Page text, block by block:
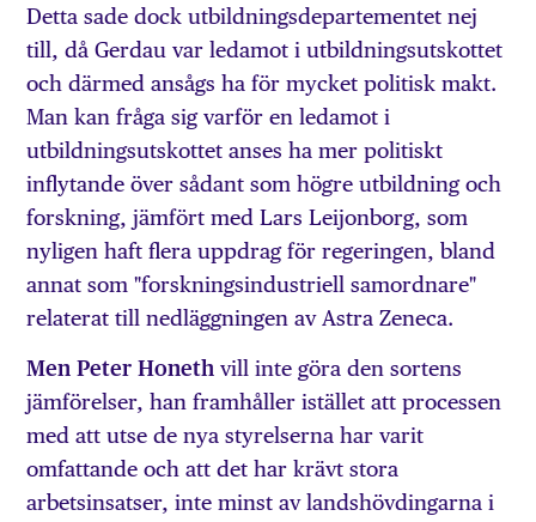
Detta sade dock utbildningsdepartementet nej
till, då Gerdau var ledamot i utbildningsutskottet
och därmed ansågs ha för mycket politisk makt.
Man kan fråga sig varför en ledamot i
utbildningsutskottet anses ha mer politiskt
inflytande över sådant som högre utbildning och
forskning, jämfört med Lars Leijonborg, som
nyligen haft flera uppdrag för regeringen, bland
annat som "forskningsindustriell samordnare"
relaterat till nedläggningen av Astra Zeneca.
Men Peter Honeth vill inte göra den sortens
jämförelser, han framhåller istället att processen
med att utse de nya styrelserna har varit
omfattande och att det har krävt stora
arbetsinsatser, inte minst av landshövdingarna i